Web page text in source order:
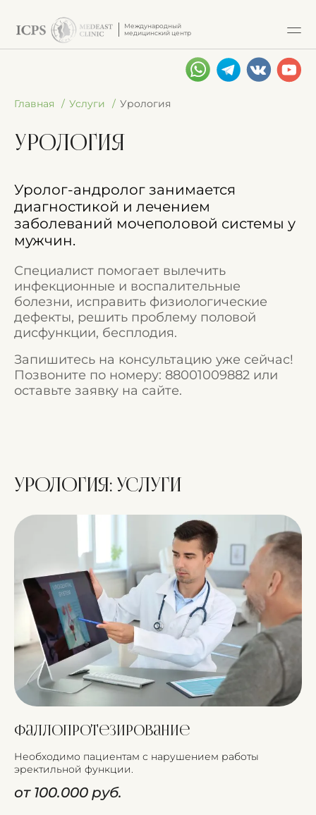
Международный
медицинский центр
Главная Услуги Урология
Урология
Уролог-андролог занимается
диагностикой и лечением
заболеваний мочеполовой системы у
мужчин.
Специалист помогает вылечить
инфекционные и воспалительные
болезни, исправить физиологические
дефекты, решить проблему половой
дисфункции, бесплодия.
Запишитесь на консультацию уже сейчас!
Позвоните по номеру: 88001009882 или
оставьте заявку на сайте.
Урология:услуги
Фаллопротезирование
Необходимо пациентам с нарушением работы
эректильной функции.
от 100.000 руб.